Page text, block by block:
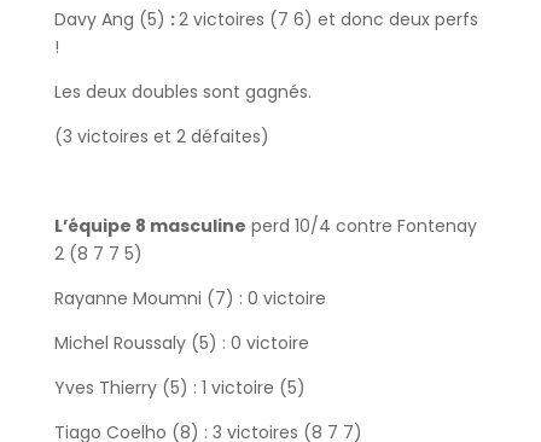
Davy Ang (5) :2 victoires (7 6) et donc deux perfs
!
Les deux doubles sont gagnés.
(3 victoires et 2 défaites)
L’équipe 8 masculine perd 10/4 contre Fontenay
2 (8 7 7 5)
Rayanne Moumni (7) : 0 victoire
Michel Roussaly (5) : 0 victoire
Yves Thierry (5) : 1 victoire (5)
Tiago Coelho (8) : 3 victoires (8 7 7)